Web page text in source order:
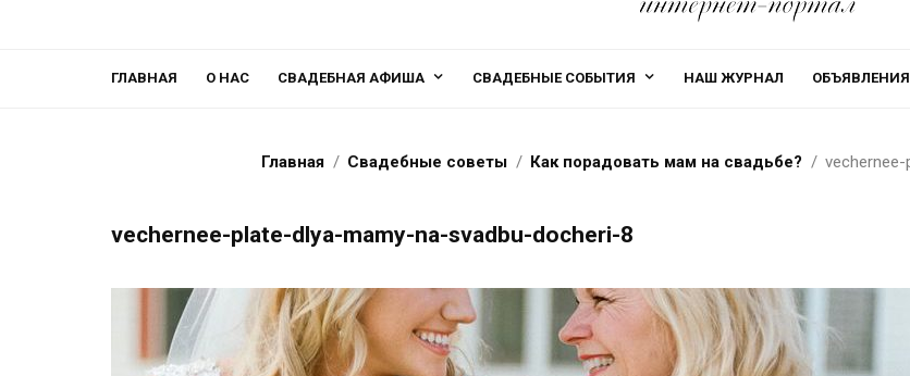
ГЛАВНАЯ О НАС СВАДЕБНАЯ АФИША СВАДЕБНЫЕ СОБЫТИЯ НАШ ЖУРНАЛ ОБЪЯВЛЕНИЯ
Главная Свадебные советы Как порадовать мам на свадьбе?
vechernee-plate-dlya-mamy-na-svadbu-docheri-8